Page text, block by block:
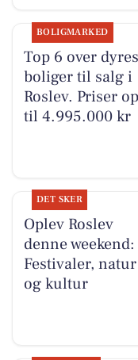
BOLIGMARKED
Top 6 over
boliger til salg i
Roslev. Priser op
til 4.995.000 kr
DET SKER
Oplev Roslev
denne weekend:
Festivaler, natur
og kultur